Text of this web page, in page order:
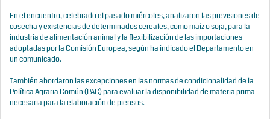
En el encuentro, celebrado el pasado miércoles, analizaron las previsiones de
cosecha y existencias de determinados cereales, como maíz o soja, para la
industria de alimentación animal y la flexibilización de las importaciones
adoptadas por la Comisión Europea, según ha indicado el Departamento en
un comunicado.
También abordaron las excepciones en las normas de condicionalidad de la
Política Agraria Común (PAC) para evaluar la disponibilidad de materia prima
necesaria para la elaboración de piensos.